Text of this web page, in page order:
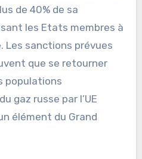
de 40% de sa
les Etats membres à
Les sanctions prévues
que se retourner
populations
gaz russe par l’UE
élément du Grand